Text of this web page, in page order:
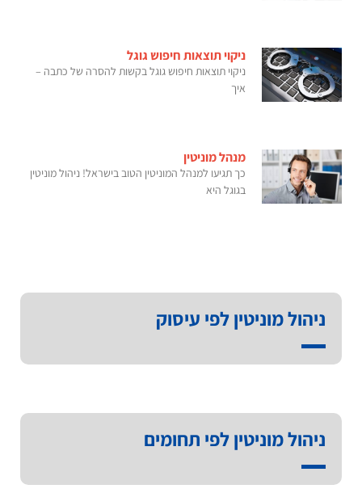
ניקוי תוצאות חיפוש גוגל
ניקוי תוצאות חיפוש גוגל בקשות להסרה של כתבה –
איך
מנהל מוניטין
כך תגיעו למנהל המוניטין הטוב בישראל! ניהול מוניטין
בגוגל היא
ניהול מוניטין לפי עיסוק
ניהול מוניטין לפי תחומים